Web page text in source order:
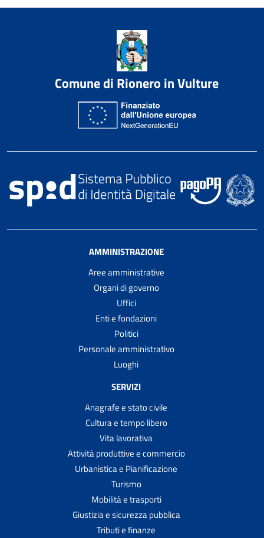
Comune di Rionero in Vulture
AMMINISTRAZIONE
Aree amministrative
Organi di governo
Uffici
Enti e fondazioni
Politici
Personale amministrativo
Luoghi
SERVIZI
Anagrafe e stato civile
Cultura e tempo libero
Vita lavorativa
Attività produttive e commercio
Urbanistica e Pianificazione
Turismo
Mobilità e trasporti
Giustizia e sicurezza pubblica
Tributi e finanze